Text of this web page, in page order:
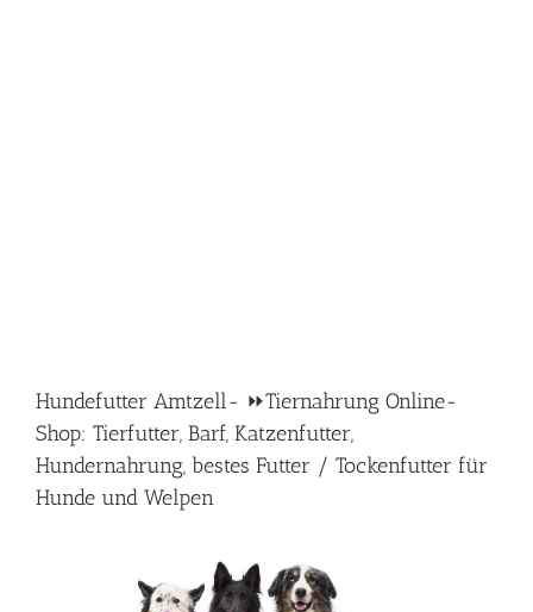
Hundefutter Amtzell- ⏩Tiernahrung Online-
Shop: Tierfutter, Barf, Katzenfutter,
Hundernahrung, bestes Futter / Tockenfutter für
Hunde und Welpen